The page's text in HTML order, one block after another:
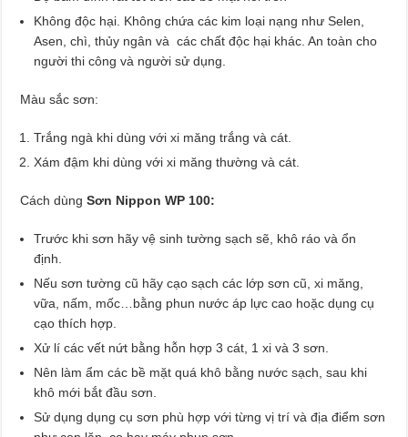
Không độc hại. Không chứa các kim loại nạng như Selen,
Asen, chì, thủy ngân và các chất độc hại khác. An toàn cho
người thi công và người sử dụng.
Màu sắc sơn:
Trắng ngà khi dùng với xi măng trắng và cát.
Xám đậm khi dùng với xi măng thường và cát.
Cách dùngSơn Nippon WP 100:
Trước khi sơn hãy vệ sinh tường sạch sẽ, khô ráo và ổn
định.
Nếu sơn tường cũ hãy cạo sạch các lớp sơn cũ, xi măng,
vữa, nấm, mốc…bằng phun nước áp lực cao hoặc dụng cụ
cạo thích hợp.
Xử lí các vết nứt bằng hỗn hợp 3 cát, 1 xi và 3 sơn.
Nên làm ẩm các bề mặt quá khô bằng nước sạch, sau khi
khô mới bắt đầu sơn.
Sử dụng dụng cụ sơn phù hợp với từng vị trí và địa điểm sơn